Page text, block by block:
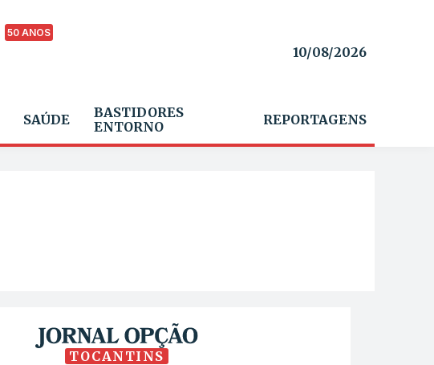
50 ANOS
10/08/2026
SAÚDE
BASTIDORES
ENTORNO
REPORTAGENS
TOCANTINS